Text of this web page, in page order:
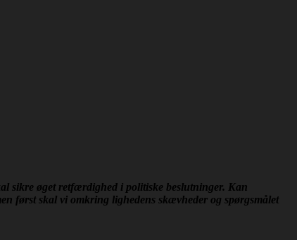
sikre øget retfærdighed i politiske beslutninger. Kan
først skal vi omkring lighedens skævheder og spørgsmålet